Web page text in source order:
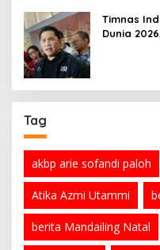
Timnas
Dunia
Tag
akbp arie sofandi paloh
Atika Azmi Utammi
berita Mandailing Natal